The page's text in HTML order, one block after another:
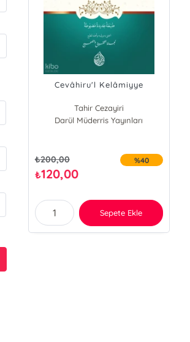
Cevâhiru'l Kelâmiyye
Tahir Cezayiri
Darül Müderris Yayınları
₺200,00
₺120,00
%40
Sepete Ekle